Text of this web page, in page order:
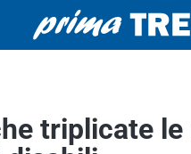
triplicate